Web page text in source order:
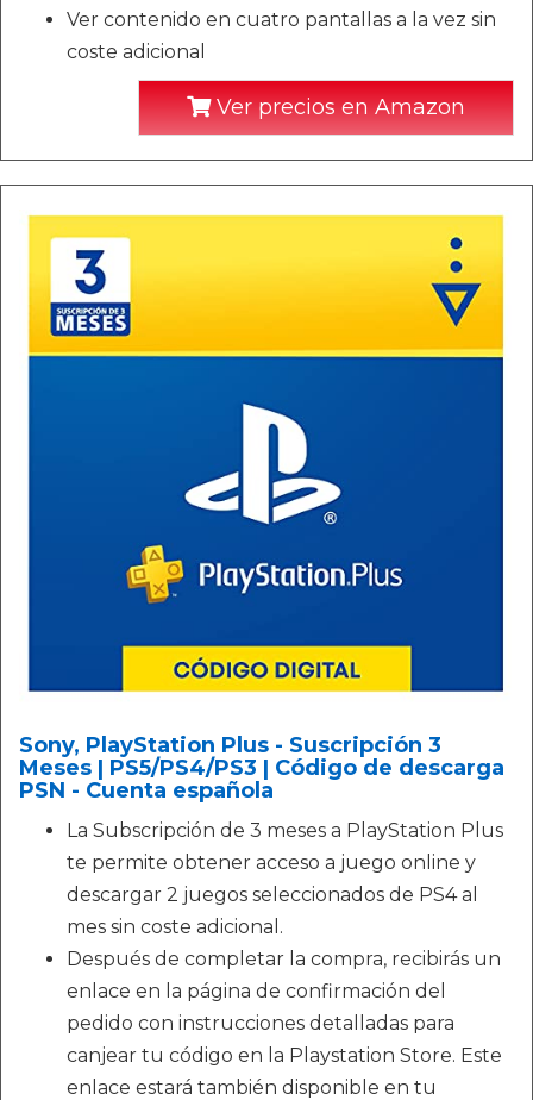
Ver contenido en cuatro pantallas a la vez sin
coste adicional
Ver precios en Amazon
Sony, PlayStation Plus - Suscripción 3
Meses | PS5/PS4/PS3 | Código de descarga
PSN - Cuenta española
La Subscripción de 3 meses a PlayStation Plus
te permite obtener acceso a juego online y
descargar 2 juegos seleccionados de PS4 al
mes sin coste adicional.
Después de completar la compra, recibirás un
enlace en la página de confirmación del
pedido con instrucciones detalladas para
canjear tu código en la Playstation Store. Este
enlace estará también disponible en tu